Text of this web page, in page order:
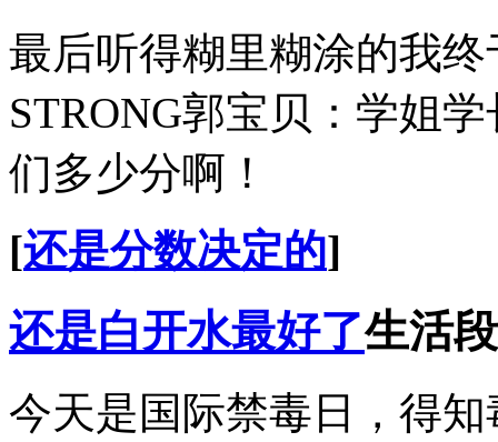
最后听得糊里糊涂的我
STRONG郭宝贝：学姐
们多少分啊！
[还是分数决定的]
还是白开水最好了生活
今天是国际禁毒日，得